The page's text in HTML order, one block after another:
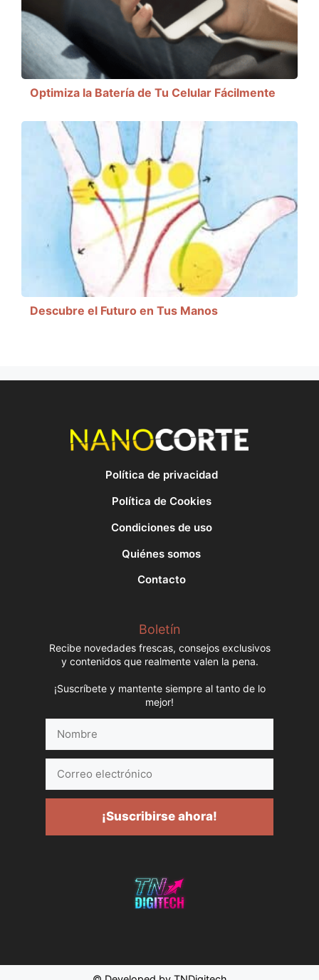
Optimiza la Batería de Tu Celular Fácilmente
Descubre el Futuro en Tus Manos
Política de privacidad
Política de Cookies
Condiciones de uso
Quiénes somos
Contacto
Boletín
Recibe novedades frescas, consejos exclusivos
y contenidos que realmente valen la pena.
¡Suscríbete y mantente siempre al tanto de lo
mejor!
electrónico
¡Suscribirse ahora!